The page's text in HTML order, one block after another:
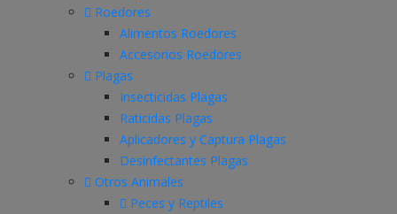
Roedores
Alimentos Roedores
Accesorios Roedores
Plagas
Insecticidas Plagas
Raticidas Plagas
Aplicadores y Captura Plagas
Desinfectantes Plagas
Otros Animales
Peces y Reptiles